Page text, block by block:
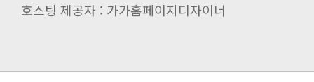
호스팅 제공자 : 가가홈페이지디자이너